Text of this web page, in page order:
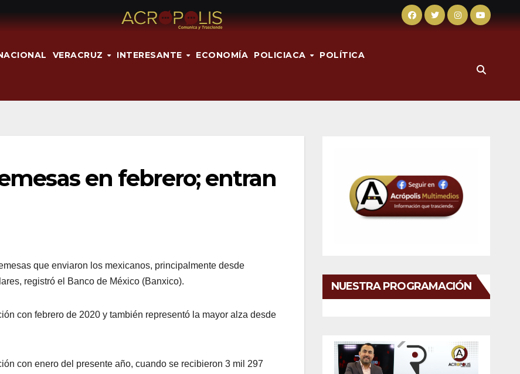
VERACRUZ INTERESANTE ECONOMÍA POLICIACA POLÍTICA
en febrero; entran
que enviaron los mexicanos, principalmente desde
registró el Banco de México (Banxico).
con febrero de 2020 y también representó la mayor alza desde
con enero del presente año, cuando se recibieron 3 mil 297
NUESTRA PROGRAMACIÓN